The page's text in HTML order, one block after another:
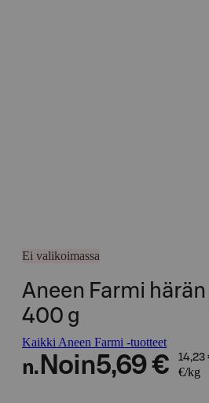
Ei valikoimassa
Aneen Farmi
400 g
Kaikki Aneen Farmi -tuotteet
n. Noin5,69 €
€/kg